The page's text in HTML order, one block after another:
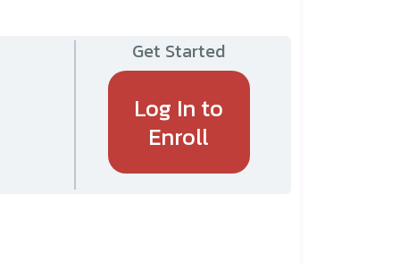
Get Started
Log In to
Enroll